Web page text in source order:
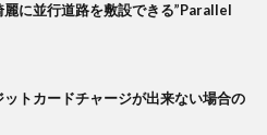
に並行道路を敷設できる”Parallel
トカードチャージが出来ない場合の